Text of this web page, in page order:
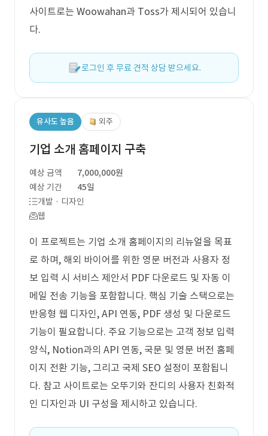
사이트로는 Woowahan과 Toss가 제시되어 있습니
다.
로그인 후 무료 견적 상담 받으세요.
유사도 높음 외주
기업 소개 홈페이지 구축
예상 금액
7,000,000원
예상 기간
45일
개발 · 디자인
웹
이 프로젝트는 기업 소개 홈페이지의 리뉴얼을 목표
로 하며, 해외 바이어를 위한 영문 버전과 사용자 정
보 입력 시 서비스 제안서 PDF 다운로드 및 자동 이
메일 전송 기능을 포함합니다. 핵심 기술 스택으로는
반응형 웹 디자인, API 연동, PDF 생성 및 다운로드
기능이 필요합니다. 주요 기능으로는 고객 정보 입력
양식, Notion과의 API 연동, 국문 및 영문 버전 홈페
이지 전환 기능, 그리고 국제 SEO 설정이 포함됩니
다. 참고 사이트로는 오뚜기와 잔디의 사용자 친화적
인 디자인과 UI 구성을 제시하고 있습니다.